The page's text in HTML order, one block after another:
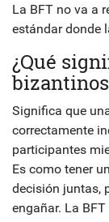
La BFT no va a
estándar donde
¿Qué
Significa que
correctamente
participantes
Es como tener
decisión juntas,
engañar. La